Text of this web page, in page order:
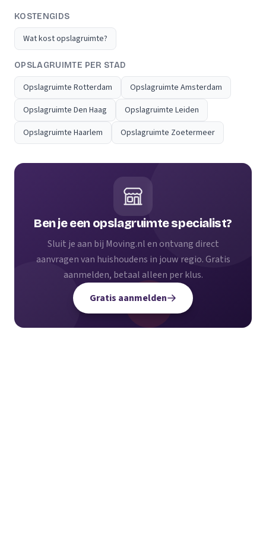
KOSTENGIDS
Wat kost opslagruimte?
OPSLAGRUIMTE PER STAD
Opslagruimte Rotterdam
Opslagruimte Amsterdam
Opslagruimte Den Haag
Opslagruimte Leiden
Opslagruimte Haarlem
Opslagruimte Zoetermeer
Ben je een opslagruimte specialist?
Sluit je aan bij Moving.nl en ontvang direct
aanvragen van huishoudens in jouw regio. Gratis
aanmelden, betaal alleen per klus.
Gratis aanmelden